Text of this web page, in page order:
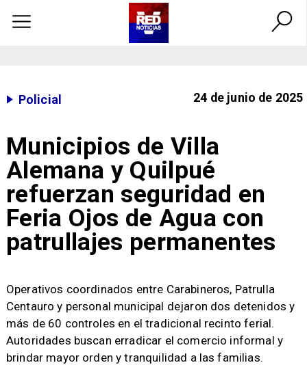
Policial 24 de junio de 2025
Municipios de Villa
Alemana y Quilpué
refuerzan seguridad en
Feria Ojos de Agua con
patrullajes permanentes
​Operativos coordinados entre Carabineros, Patrulla
Centauro y personal municipal dejaron dos detenidos y
más de 60 controles en el tradicional recinto ferial.
Autoridades buscan erradicar el comercio informal y
brindar mayor orden y tranquilidad a las familias.